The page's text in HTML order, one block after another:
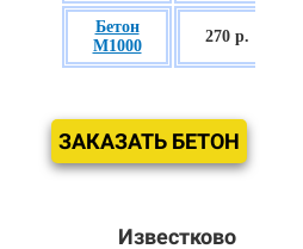
Бетон
М1000
270 р.
ЗАКАЗАТЬ БЕТОН
Известково